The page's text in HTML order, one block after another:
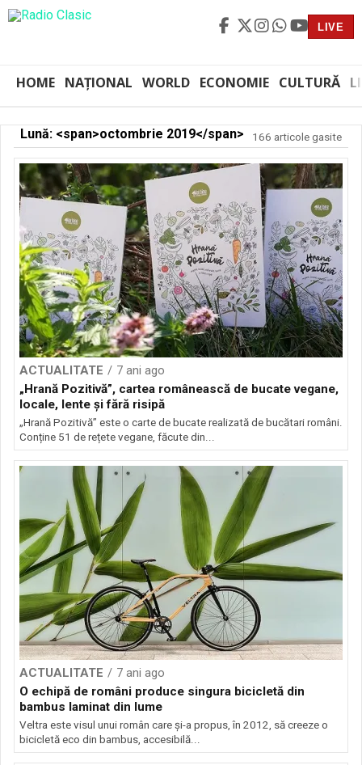
LIVE
HOME NAȚIONAL WORLD ECONOMIE CULTURĂ
Lună: <span>octombrie 2019</span> 166 articole gasite
ACTUALITATE
7 ani ago
„Hrană Pozitivă”, cartea românească de bucate vegane,
locale, lente și fără risipă
„Hrană Pozitivă” este o carte de bucate realizată de bucătari români.
Conține 51 de rețete vegane, făcute din...
ACTUALITATE
7 ani ago
O echipă de români produce singura bicicletă din
bambus laminat din lume
Veltra este visul unui român care și-a propus, în 2012, să creeze o
bicicletă eco din bambus, accesibilă...